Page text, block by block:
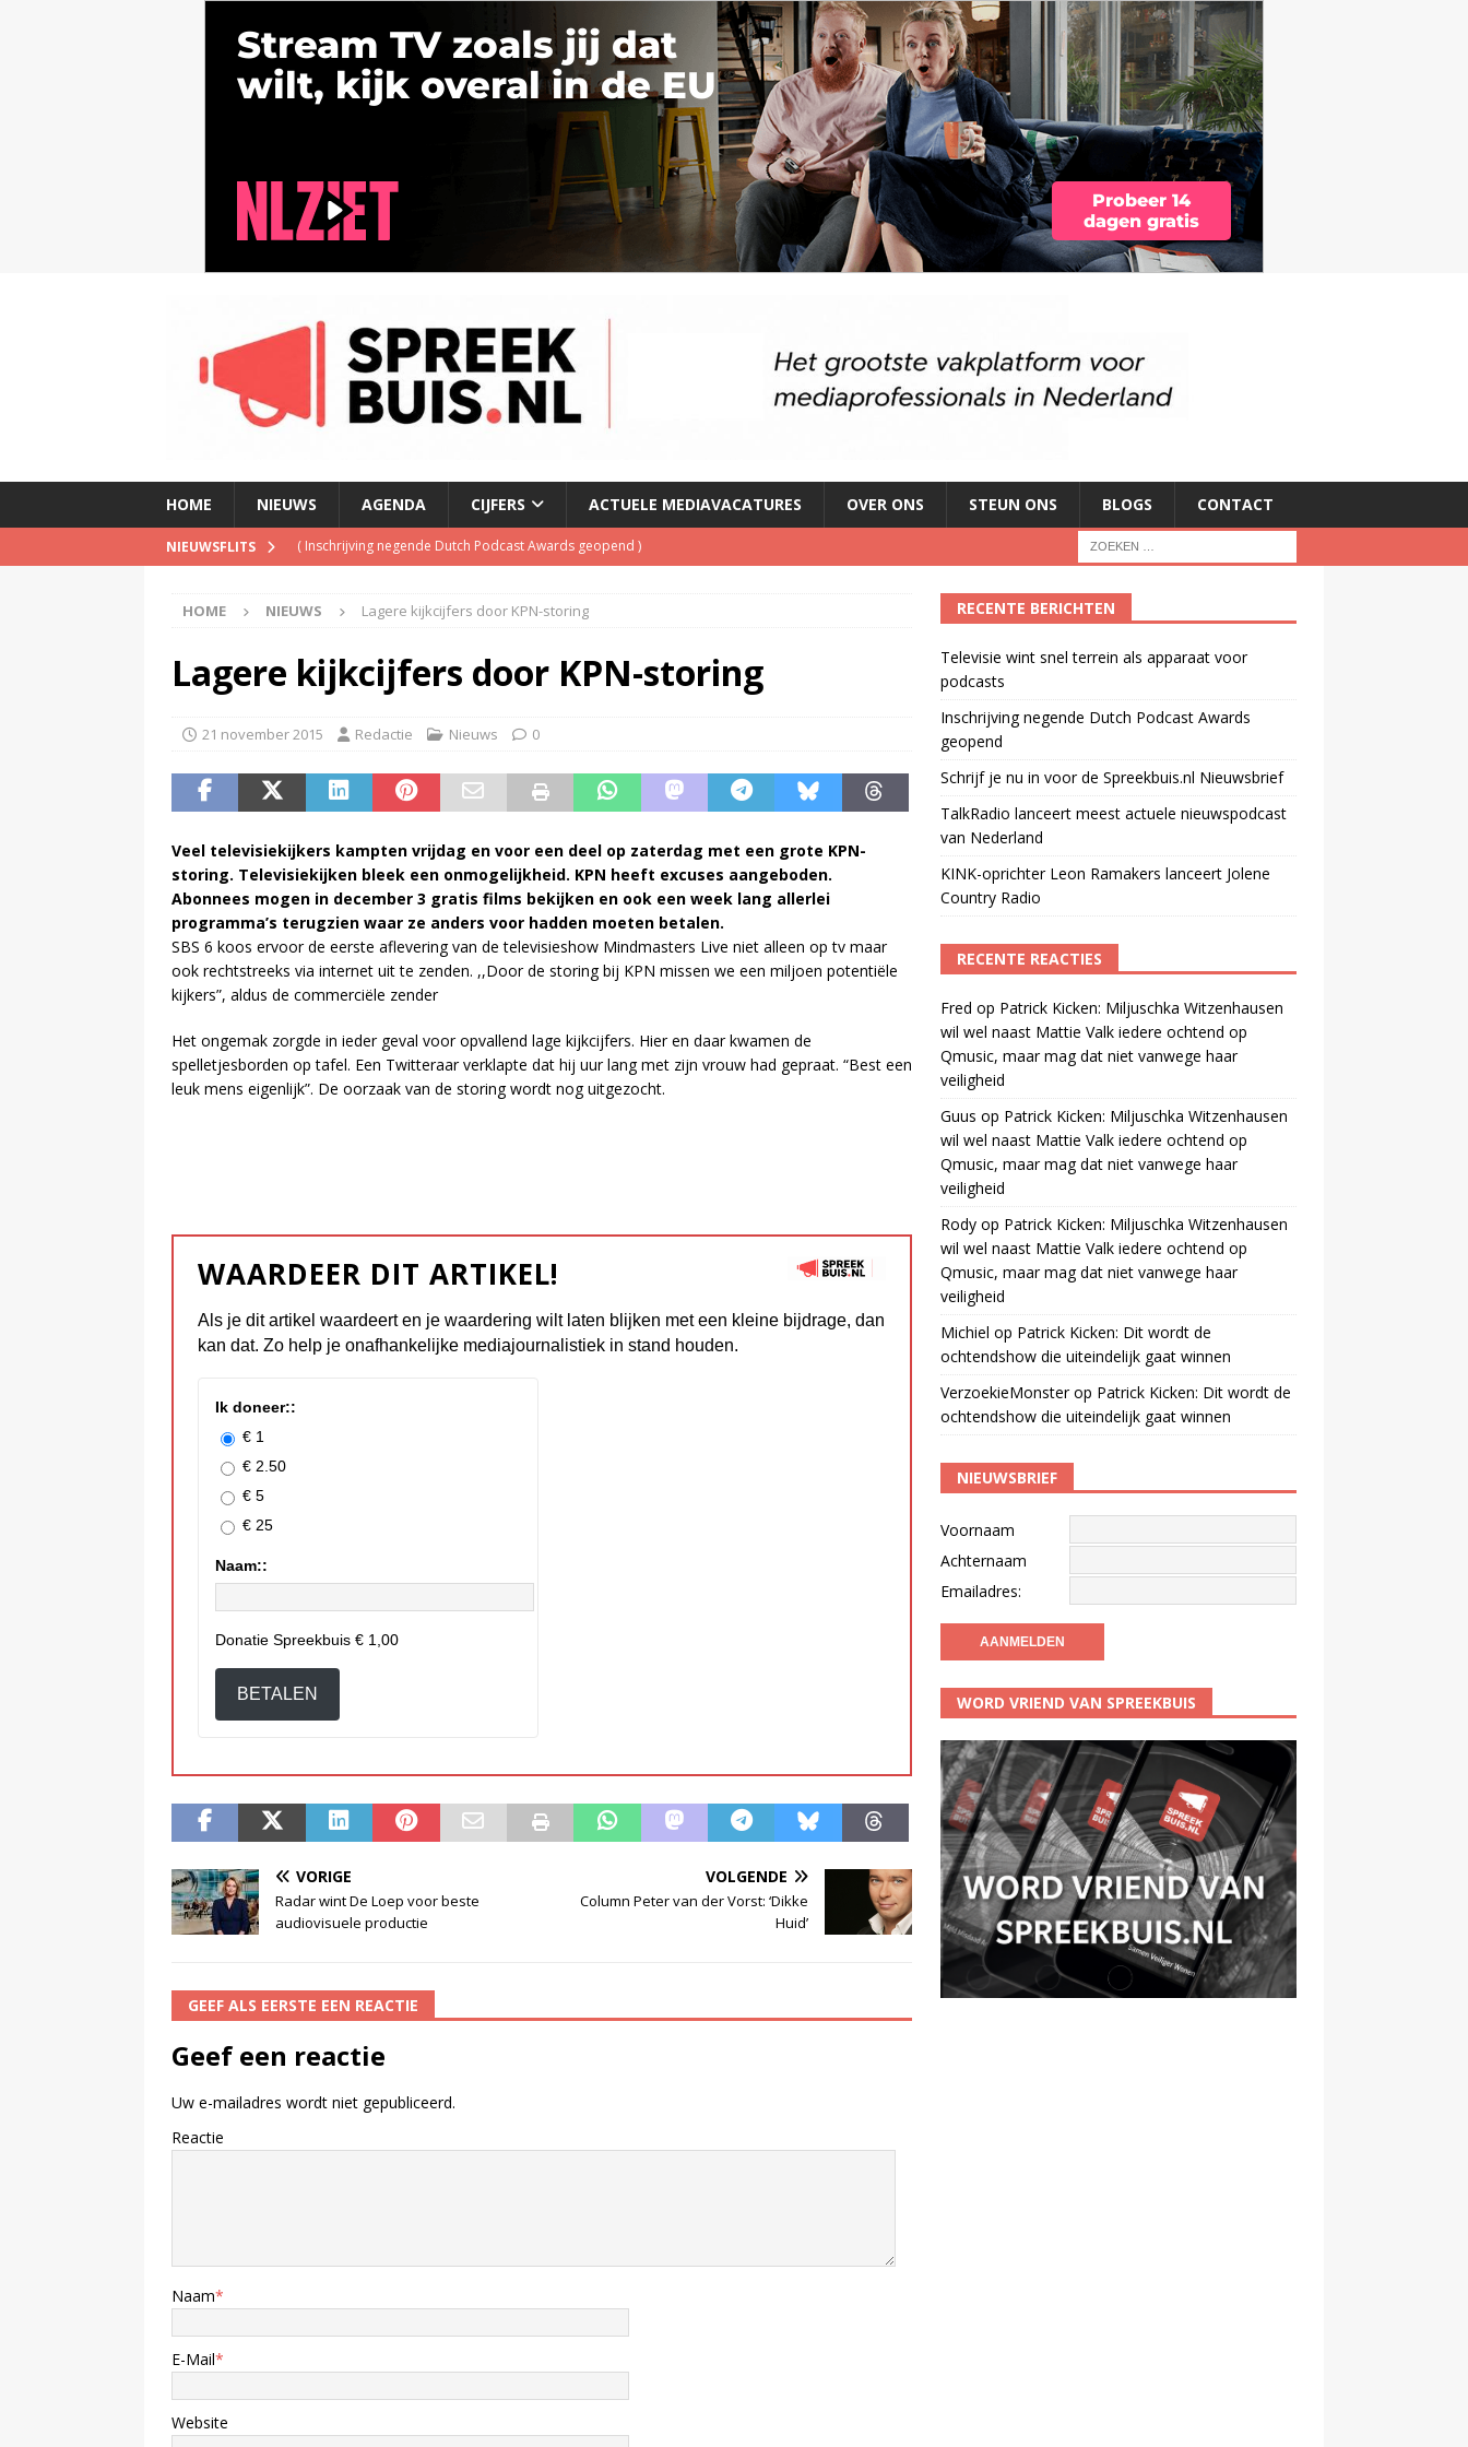
HOME NIEUWS AGENDA CIJFERS ACTUELE MEDIAVACATURES OVER ONS STEUN ONS BLOGS CONTACT
NIEUWSFLITS ( Inschrijving negende Dutch Podcast Awards geopend )
(TalkRadio lanceert meest actuele nieuwspodcast van Nederland
( KINK-oprichter Leon Ramakers lanceert Jolene Country Radio
Televisie wint snel terrein als apparaat voor podcasts
HOME NIEUWS Lagere kijkcijfers door KPN-storing
Lagere kijkcijfers door KPN-storing
21 november 2015 Redactie Nieuws 0
Veel televisiekijkers kampten vrijdag en voor een deel op zaterdag met een grote KPN-
storing. Televisiekijken bleek een onmogelijkheid. KPN heeft excuses aangeboden.
Abonnees mogen in december 3 gratis films bekijken en ook een week lang allerlei
programma’s terugzien waar ze anders voor hadden moeten betalen.
SBS 6 koos ervoor de eerste aflevering van de televisieshow Mindmasters Live niet alleen op tv maar
ook rechtstreeks via internet uit te zenden. ,,Door de storing bij KPN missen we een miljoen potentiële
kijkers”, aldus de commerciële zender
Het ongemak zorgde in ieder geval voor opvallend lage kijkcijfers. Hier en daar kwamen de
spelletjesborden op tafel. Een Twitteraar verklapte dat hij uur lang met zijn vrouw had gepraat. “Best een
leuk mens eigenlijk”. De oorzaak van de storing wordt nog uitgezocht.
WAARDEER DIT ARTIKEL!
Als je dit artikel waardeert en je waardering wilt laten blijken met een kleine bijdrage, dan
kan dat. Zo help je onafhankelijke mediajournalistiek in stand houden.
Ik doneer::
€ 1
€ 2.50
€ 5
€ 25
Naam::
Donatie Spreekbuis € 1,00
BETALEN
VORIGE
Radar wint De Loep voor beste
audiovisuele productie
VOLGENDE
Column Peter van der Vorst: ‘Dikke
Huid’
GEEF ALS EERSTE EEN REACTIE
Geef een reactie
Uw e-mailadres wordt niet gepubliceerd.
Reactie
Naam*
E-Mail*
Website
RECENTE BERICHTEN
Televisie wint snel terrein als apparaat voor
podcasts
Inschrijving negende Dutch Podcast Awards
geopend
Schrijf je nu in voor de Spreekbuis.nl Nieuwsbrief
TalkRadio lanceert meest actuele nieuwspodcast
van Nederland
KINK-oprichter Leon Ramakers lanceert Jolene
Country Radio
RECENTE REACTIES
Fred op Patrick Kicken: Miljuschka Witzenhausen
wil wel naast Mattie Valk iedere ochtend op
Qmusic, maar mag dat niet vanwege haar
veiligheid
Guus op Patrick Kicken: Miljuschka Witzenhausen
wil wel naast Mattie Valk iedere ochtend op
Qmusic, maar mag dat niet vanwege haar
veiligheid
Rodyop Patrick Kicken: Miljuschka Witzenhausen
wil wel naast Mattie Valk iedere ochtend op
Qmusic, maar mag dat niet vanwege haar
veiligheid
Michiel op Patrick Kicken: Dit wordt de
ochtendshow die uiteindelijk gaat winnen
VerzoekieMonsterop Patrick Kicken: Dit wordt de
ochtendshow die uiteindelijk gaat winnen
NIEUWSBRIEF
Voornaam
Achternaam
Emailadres:
WORD VRIEND VAN SPREEKBUIS